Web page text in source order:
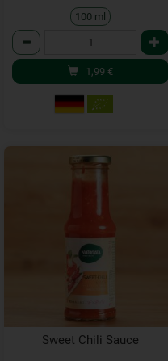
100 ml
Anzahl
1,99 €
Sweet Chili Sauce